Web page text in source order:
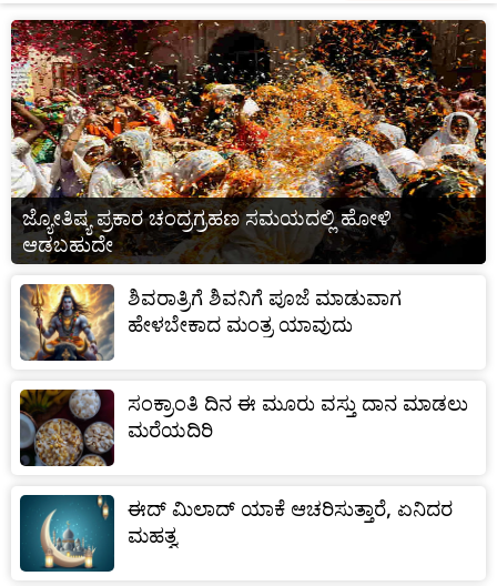
ಜ್ಯೋತಿಷ್ಯ ಪ್ರಕಾರ ಚಂದ್ರಗ್ರಹಣ ಸಮಯದಲ್ಲಿ ಹೋಳಿ
ಆಡಬಹುದೇ
ಶಿವರಾತ್ರಿಗೆ ಶಿವನಿಗೆ ಪೂಜೆ ಮಾಡುವಾಗ
ಹೇಳಬೇಕಾದ ಮಂತ್ರ ಯಾವುದು
ಸಂಕ್ರಾಂತಿ ದಿನ ಈ ಮೂರು ವಸ್ತು ದಾನ ಮಾಡಲು
ಮರೆಯದಿರಿ
ಈದ್ ಮಿಲಾದ್ ಯಾಕೆ ಆಚರಿಸುತ್ತಾರೆ, ಏನಿದರ
ಮಹತ್ವ